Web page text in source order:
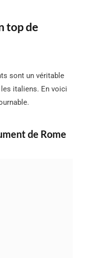
top de
sont un véritable
italiens. En voici
de Rome